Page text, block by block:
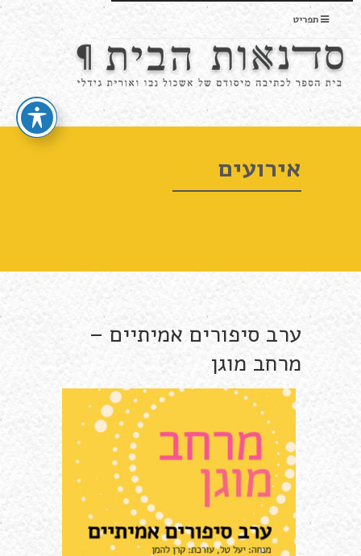
תפריט
ערב סיפורים אמיתיים –
מרחב מוגן